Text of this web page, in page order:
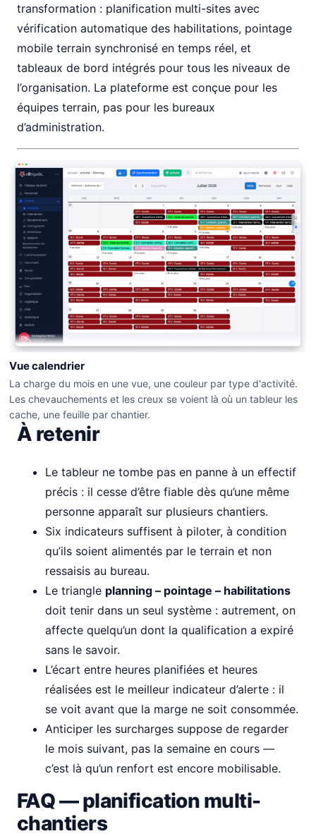
transformation : planification multi-sites avec
vérification automatique des habilitations, pointage
mobile terrain synchronisé en temps réel, et
tableaux de bord intégrés pour tous les niveaux de
l’organisation. La plateforme est conçue pour les
équipes terrain, pas pour les bureaux
d’administration.
Vue calendrier
La charge du mois en une vue, une couleur par type d'activité.
Les chevauchements et les creux se voient là où un tableur les
cache, une feuille par chantier.
À retenir
Le tableur ne tombe pas en panne à un effectif
précis : il cesse d’être fiable dès qu’une même
personne apparaît sur plusieurs chantiers.
Six indicateurs suffisent à piloter, à condition
qu’ils soient alimentés par le terrain et non
ressaisis au bureau.
Le triangle planning – pointage – habilitations
doit tenir dans un seul système : autrement, on
affecte quelqu’un dont la qualification a expiré
sans le savoir.
L’écart entre heures planifiées et heures
réalisées est le meilleur indicateur d’alerte : il
se voit avant que la marge ne soit consommée.
Anticiper les surcharges suppose de regarder
le mois suivant, pas la semaine en cours —
c’est là qu’un renfort est encore mobilisable.
FAQ — planification multi-
chantiers